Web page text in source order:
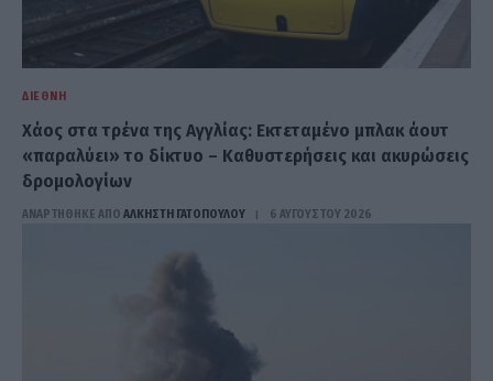
ΔΙΕΘΝΉ
Χάος στα τρένα της Αγγλίας: Εκτεταμένο μπλακ άουτ
«παραλύει» το δίκτυο – Καθυστερήσεις και ακυρώσεις
δρομολογίων
ΑΝΑΡΤΗΘΗΚΕ ΑΠΟ ΆΛΚΗΣΤΗ ΓΑΤΟΠΟΎΛΟΥ 6 ΑΥΓΟΎΣΤΟΥ 2026